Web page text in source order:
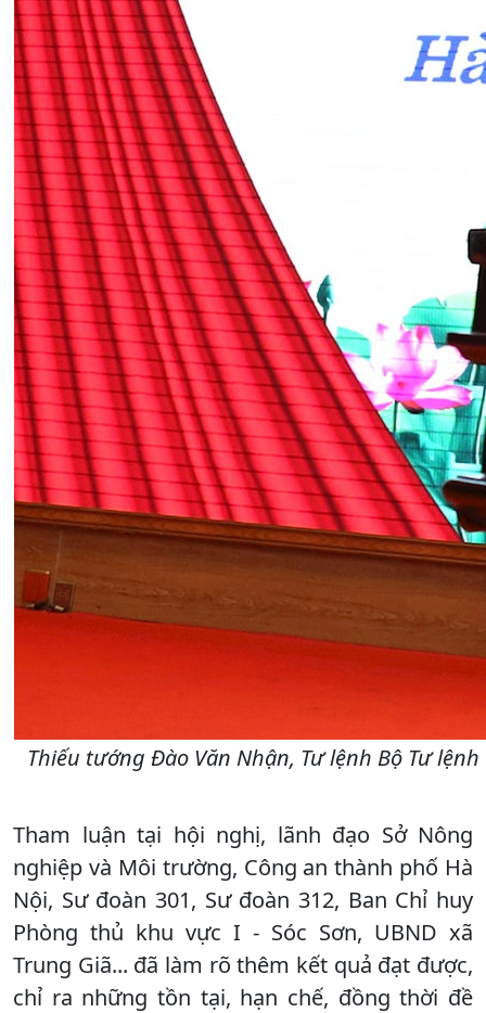
Thiếu tướng Đào Văn Nhận, Tư lệnh Bộ Tư
Tham luận tại hội nghị, lãnh đạo Sở Nông
nghiệp và Môi trường, Công an thành phố Hà
Nội, Sư đoàn 301, Sư đoàn 312, Ban Chỉ huy
Phòng thủ khu vực I - Sóc Sơn, UBND xã
Trung Giã... đã làm rõ thêm kết quả đạt được,
chỉ ra những tồn tại, hạn chế, đồng thời đề